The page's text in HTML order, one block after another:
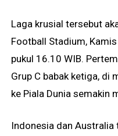
Laga krusial tersebut
Football Stadium,
pukul 16.10 WIB.
Grup C babak ketiga, di
ke Piala Dunia semakin
Indonesia dan Australia